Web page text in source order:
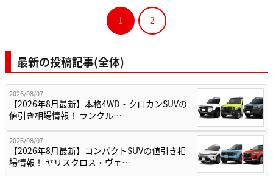
1 2
最新の投稿記事(全体)
2026/08/07
【2026年8月最新】本格4WD・クロカンSUVの
値引き相場情報！ ランクル…
2026/08/07
【2026年8月最新】コンパクトSUVの値引き相
場情報！ ヤリスクロス・ヴェ…